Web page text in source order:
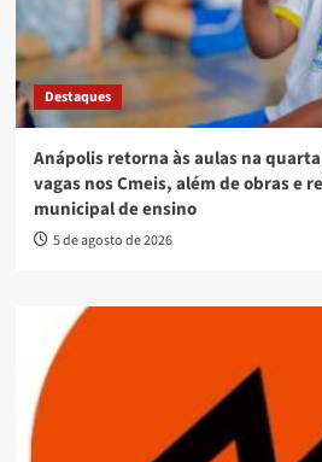
Destaques
Anápolis retorna às aulas na
vagas nos Cmeis, além de obras e
municipal de ensino
5 de agosto de 2026